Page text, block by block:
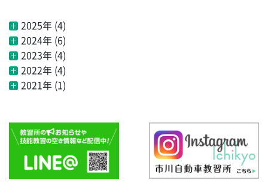
2025年 (4)
2024年 (6)
2023年 (4)
2022年 (4)
2021年 (1)